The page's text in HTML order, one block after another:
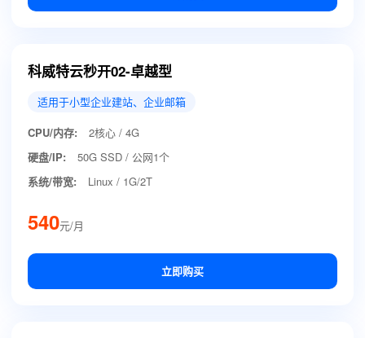
科威特云秒开02-卓越型
适用于小型企业建站、企业邮箱
CPU/内存:
2核心 / 4G
硬盘/IP:
50G SSD / 公网1个
系统/带宽:
Linux / 1G/2T
540元/月
立即购买